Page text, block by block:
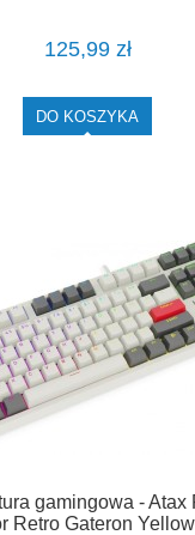
125,99 zł
DO KOSZYKA
gamingowa - Atax
Retro Gateron